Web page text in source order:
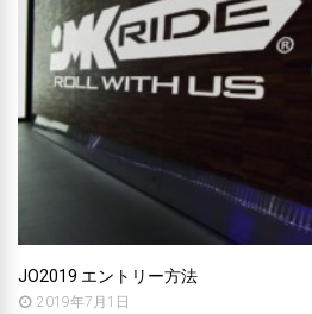
JO2019 エントリー方法
2019年7月1日